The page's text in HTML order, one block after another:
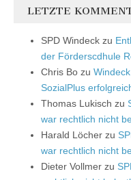
LETZTE
SPD Windeck zu
der Förderscdhule
Chris Bo zu
SozialPlus
Thomas Lukisch zu
war rechtlich nicht
Harald Löcher zu
war rechtlich nicht
Dieter Vollmer zu